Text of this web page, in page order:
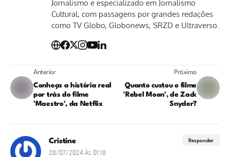
Jornalismo e especializado em Jornalismo
Cultural, com passagens por grandes redações
como TV Globo, Globonews, SRZD e Ultraverso.
Anterior
Conheça a história real
por trás do filme
'Maestro', da Netflix
Próximo
Quanto custou o filme
'Rebel Moon', de Zack
Snyder?
Cristine
28/07/2024 Às 01:18
Responder